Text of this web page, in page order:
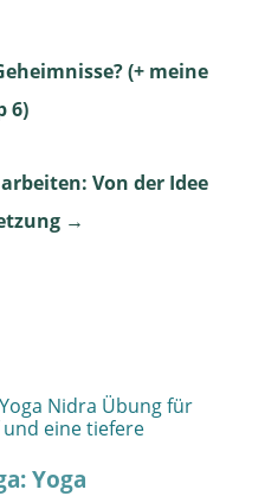
(+ meine
6)
Von der Idee
→
Yoga